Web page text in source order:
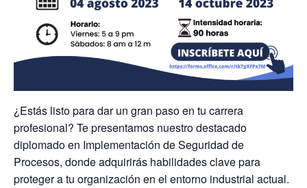
¿Estás listo para dar un gran paso en tu carrera
profesional? Te presentamos nuestro destacado
diplomado en Implementación de Seguridad de
Procesos, donde adquirirás habilidades clave para
proteger a tu organización en el entorno industrial actual.